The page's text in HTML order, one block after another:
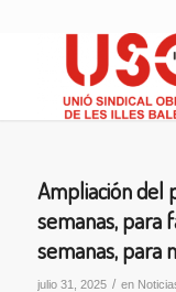
Ampliación del
semanas, para
semanas, para
julio 31, 2025 / en